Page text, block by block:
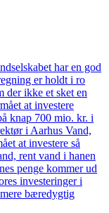
har en god
er holdt i ro
der ikke et sket en
at investere
knap 700 mio. kr. i
i Aarhus Vand,
at investere så
rent vand i hanen
penge kommer ud
investeringer i
bæredygtig